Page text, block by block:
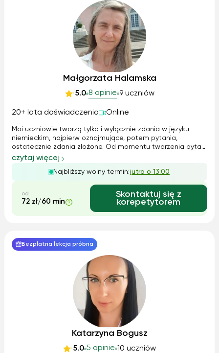
Małgorzata Halamska
5.0 8 opinie 9 uczniów
20+ lata doświadczenia Online
Moi uczniowie tworzą tylko i wyłącznie zdania w języku
niemieckim, najpierw oznajmujące, potem pytania,
ostatecznie zdania złożone. Od momentu tworzenia pytań
rozpoczynają konwersacje . Prowadzę zajęcia osobiście lub
przez Facebooka (nie przez SKYPE'a). Mam własny autorski
program nauczania i dostosowane do niego materiały
nauczania., mogę jednakowoż pracować także na
podręcznikach (raczej w przypadku uczniów
uczęszczających do szkół).
czytaj więcej
Najbliższy wolny termin:jutro o 13:00
od
72 zł/60 min
Skontaktuj się z
korepetytorem
Bezpłatna lekcja próbna
Katarzyna Bogusz
5.0 5 opinie 10 uczniów